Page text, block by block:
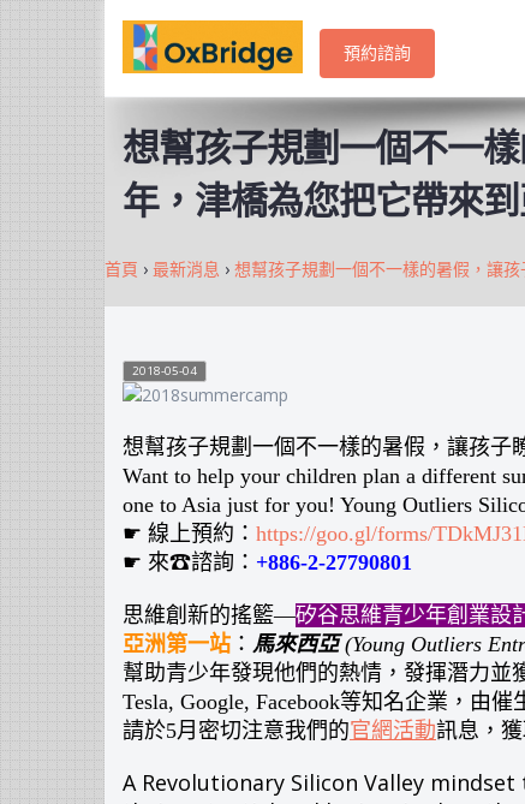
預約諮詢
想幫孩子規劃一個不一
年，津橋為您把它帶來
首頁 › 最新消息 › 想幫孩子規劃一個不一樣的暑假，讓
2018-05-04
想幫孩子規劃一個不一樣的暑假，讓孩子
Want to help your children plan a different
one to Asia just for you! Young Outliers
☛ 線上預約： https://goo.gl/forms/
☛ 來☎諮詢： +886-2-27790801
思維創新的搖籃—矽谷思維青少年創業設
亞洲第一站 ： 馬來西亞(Young Outliers
幫助青少年發現他們的熱情，發揮潛力並
Tesla, Google, Facebook等知名企業，由
請於5月密切注意我們的官網活動訊息，
A Revolutionary Silicon Valley